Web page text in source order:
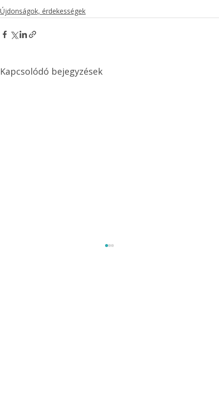
Újdonságok, érdekességek
Kapcsolódó bejegyzések